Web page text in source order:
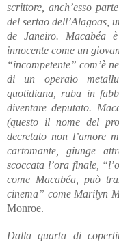
scrittore, anch’esso
del sertao dell’Alagoas,
de Janeiro. Macabéa
innocente come un
“incompetente” com’è
di un operaio
quotidiana, ruba in
diventare deputato.
(questo il nome del
decretato non l’amore
cartomante, giunge
scoccata l’ora finale,
come Macabéa, può
cinema” come Marilyn
Monroe.
Dalla quarta di